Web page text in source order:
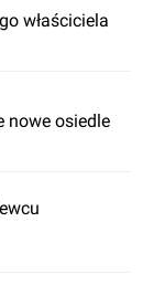
właściciela
nowe osiedle